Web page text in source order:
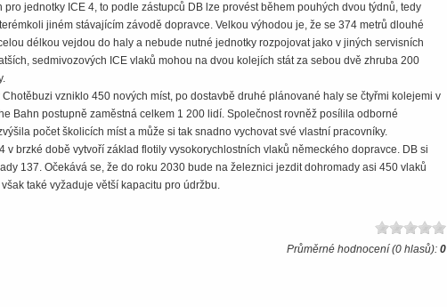
jednotky ICE 4, to podle zástupců DB lze provést během pouhých dvou týdnů, tedy
jiném stávajícím závodě dopravce. Velkou výhodou je, že se 374 metrů dlouhé
délkou vejdou do haly a nebude nutné jednotky rozpojovat jako v jiných servisních
sedmivozových ICE vlaků mohou na dvou kolejích stát za sebou dvě zhruba 200
vzniklo 450 nových míst, po dostavbě druhé plánované haly se čtyřmi kolejemi v
Bahn postupně zaměstná celkem 1 200 lidí. Společnost rovněž posílila odborné
počet školicích míst a může si tak snadno vychovat své vlastní pracovníky.
v brzké době vytvoří základ flotily vysokorychlostních vlaků německého dopravce. DB si
137. Očekává se, že do roku 2030 bude na železnici jezdit dohromady asi 450 vlaků
však také vyžaduje větší kapacitu pro údržbu.
Průměrné hodnocení (0 hlasů): 0